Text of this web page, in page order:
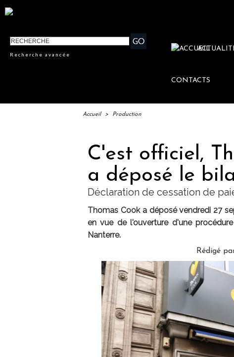
Recherche avancée
CONTACTS
Accueil > Production
C'est officiel,
a déposé le
Déclaration de cessation de
Thomas Cook a déposé vendredi 27
en vue de l'ouverture d'une
Nanterre.
Rédigé